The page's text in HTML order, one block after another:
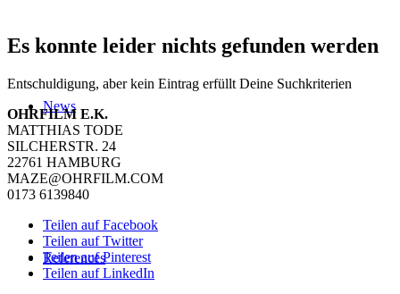
News
References
Es konnte leider nichts gefunden werden
Entschuldigung, aber kein Eintrag erfüllt Deine Suchkriterien
OHRFILM E.K.
MATTHIAS TODE
SILCHERSTR. 24
22761 HAMBURG
MAZE@OHRFILM.COM
0173 6139840
Teilen auf Facebook
Teilen auf Twitter
Teilen auf Pinterest
Teilen auf LinkedIn